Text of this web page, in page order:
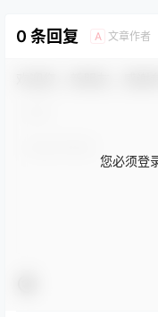
式评价大纲（167项
其他计量技术规范（
0 条回复 A 文章作者
您必须登